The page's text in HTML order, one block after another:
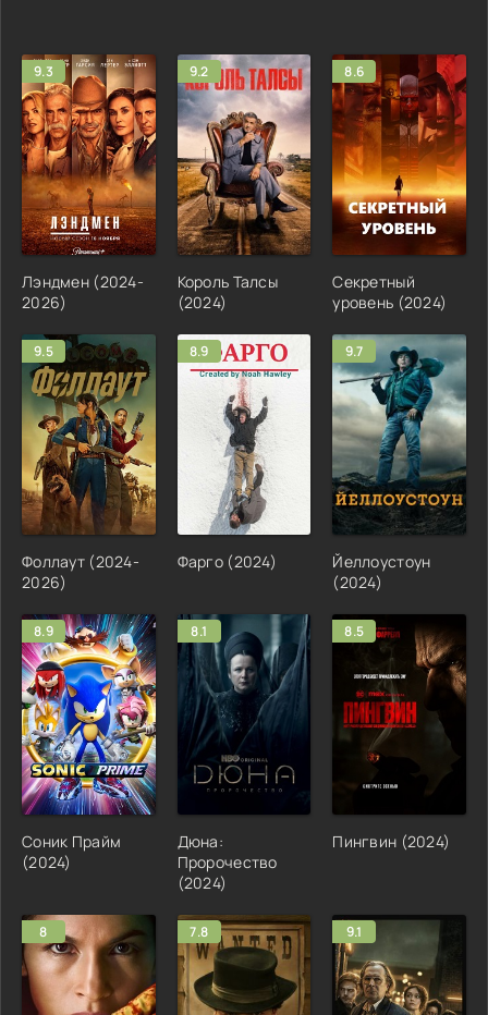
9.3
Лэндмен (2024-
2026)
9.2
Король Талсы
(2024)
8.6
Секретный
уровень (2024)
9.5
Фоллаут (2024-
2026)
8.9
Фарго (2024)
9.7
Йеллоустоун
(2024)
8.9
Соник Прайм
(2024)
8.1
Дюна:
Пророчество
(2024)
8.5
Пингвин (2024)
8 7.8 9.1